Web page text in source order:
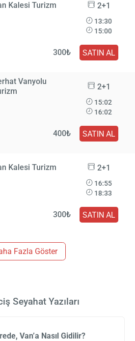
Kalesi Turizm 2+1
13:30
15:00
300₺ SATIN AL
Vanyolu
2+1
15:02
16:02
400₺ SATIN AL
Kalesi Turizm 2+1
16:55
18:33
300₺ SATIN AL
Fazla Göster
Seyahat Yazıları
Van’a Nasıl Gidilir?